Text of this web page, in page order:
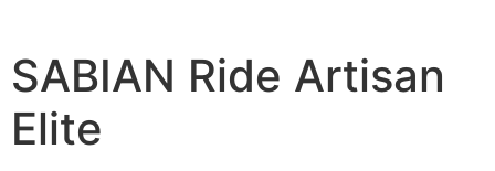
SABIAN Ride Artisan
Elite